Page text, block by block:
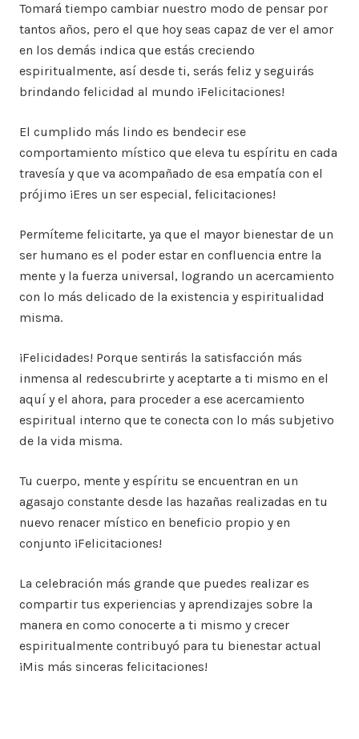
Tomará tiempo cambiar nuestro modo de pensar por
tantos años, pero el que hoy seas capaz de ver el amor
en los demás indica que estás creciendo
espiritualmente, así desde ti, serás feliz y seguirás
brindando felicidad al mundo ¡Felicitaciones!
El cumplido más lindo es bendecir ese
comportamiento místico que eleva tu espíritu en cada
travesía y que va acompañado de esa empatía con el
prójimo ¡Eres un ser especial, felicitaciones!
Permíteme felicitarte, ya que el mayor bienestar de un
ser humano es el poder estar en confluencia entre la
mente y la fuerza universal, logrando un acercamiento
con lo más delicado de la existencia y espiritualidad
misma.
¡Felicidades! Porque sentirás la satisfacción más
inmensa al redescubrirte y aceptarte a ti mismo en el
aquí y el ahora, para proceder a ese acercamiento
espiritual interno que te conecta con lo más subjetivo
de la vida misma.
Tu cuerpo, mente y espíritu se encuentran en un
agasajo constante desde las hazañas realizadas en tu
nuevo renacer místico en beneficio propio y en
conjunto ¡Felicitaciones!
La celebración más grande que puedes realizar es
compartir tus experiencias y aprendizajes sobre la
manera en como conocerte a ti mismo y crecer
espiritualmente contribuyó para tu bienestar actual
¡Mis más sinceras felicitaciones!